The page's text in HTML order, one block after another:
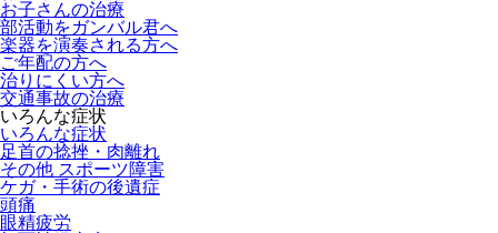
お子さんの治療
部活動をガンバル君へ
楽器を演奏される方へ
ご年配の方へ
治りにくい方へ
交通事故の治療
いろんな症状
いろんな症状
足首の捻挫・肉離れ
その他 スポーツ障害
ケガ・手術の後遺症
頭痛
眼精疲労